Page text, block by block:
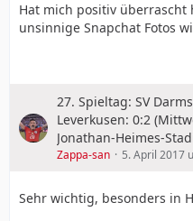
Hat mich positiv
unsinnige Snapchat Fotos
27. Spieltag: SV
Leverkusen: 0:2
Jonathan-Heimes-
Zappa-san 5. April 2017
Sehr wichtig, besonders in